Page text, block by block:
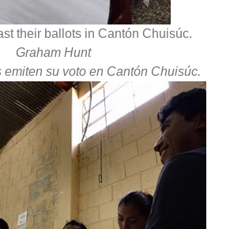
their ballots in Cantón Chuisúc.
Graham Hunt
emiten su voto en Cantón Chuisúc.